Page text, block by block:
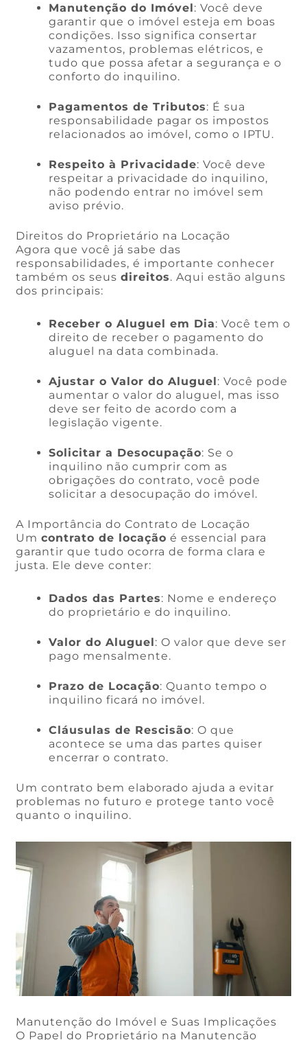
Manutenção do Imóvel: Você deve
garantir que o imóvel esteja em boas
condições. Isso significa consertar
vazamentos, problemas elétricos, e
tudo que possa afetar a segurança e o
conforto do inquilino.
Pagamentos de Tributos: É sua
responsabilidade pagar os impostos
relacionados ao imóvel, como o IPTU.
Respeito à Privacidade: Você deve
respeitar a privacidade do inquilino,
não podendo entrar no imóvel sem
aviso prévio.
Direitos do Proprietário na Locação
Agora que você já sabe das
responsabilidades, é importante conhecer
também os seusdireitos. Aqui estão alguns
dos principais:
Receber o Aluguel em Dia: Você tem o
direito de receber o pagamento do
aluguel na data combinada.
Ajustar o Valor do Aluguel: Você pode
aumentar o valor do aluguel, mas isso
deve ser feito de acordo com a
legislação vigente.
Solicitar a Desocupação: Se o
inquilino não cumprir com as
obrigações do contrato, você pode
solicitar a desocupação do imóvel.
A Importância do Contrato de Locação
Umcontrato de locação é essencial para
garantir que tudo ocorra de forma clara e
justa. Ele deve conter:
Dados das Partes: Nome e endereço
do proprietário e do inquilino.
Valor do Aluguel: O valor que deve ser
pago mensalmente.
Prazo de Locação: Quanto tempo o
inquilino ficará no imóvel.
Cláusulas de Rescisão: O que
acontece se uma das partes quiser
encerrar o contrato.
Um contrato bem elaborado ajuda a evitar
problemas no futuro e protege tanto você
quanto o inquilino.
Manutenção do Imóvel e Suas Implicações
O Papel do Proprietário na Manutenção